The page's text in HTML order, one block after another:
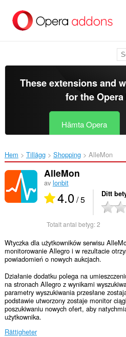
brödtexten
These extensions and
for the
Hämta Opera
Hem Tillägg Shopping AlleMon‎
AlleMon
av lonbit
4.0/ 5 Ditt
Totalt antal betyg:2
Wtyczka dla użytkowników serwisu
monitorowanie Allegro i w rezultacie
powiadomień o nowych aukcjach.
Działanie dodatku polega na
na stronach Allegro z wynikami
parametry wyszukiwania przesłane
podstawie utworzony zostaje monitor
poszukiwaniu nowych ofert, aby
użytkownika.
Rättigheter